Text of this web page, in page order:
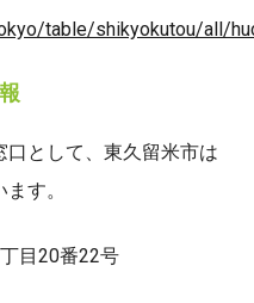
table/shikyokutou/all/
として、東久留米市は
す。
目20番22号